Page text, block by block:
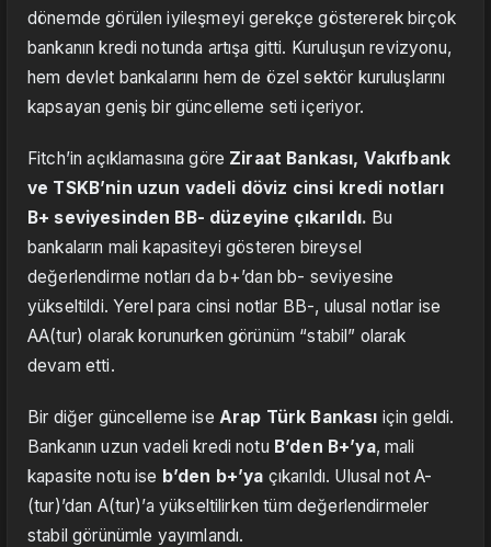
dönemde görülen iyileşmeyi gerekçe göstererek birçok
bankanın kredi notunda artışa gitti. Kuruluşun revizyonu,
hem devlet bankalarını hem de özel sektör kuruluşlarını
kapsayan geniş bir güncelleme seti içeriyor.
Fitch’in açıklamasına göre Ziraat Bankası, Vakıfbank
ve TSKB’nin uzun vadeli döviz cinsi kredi notları
B+ seviyesinden BB- düzeyine çıkarıldı. Bu
bankaların mali kapasiteyi gösteren bireysel
değerlendirme notları da b+’dan bb- seviyesine
yükseltildi. Yerel para cinsi notlar BB-, ulusal notlar ise
AA(tur) olarak korunurken görünüm “stabil” olarak
devam etti.
Bir diğer güncelleme ise Arap Türk Bankası için geldi.
Bankanın uzun vadeli kredi notu B’den B+’ya, mali
kapasite notu ise b’den b+’ya çıkarıldı. Ulusal not A-
(tur)’dan A(tur)’a yükseltilirken tüm değerlendirmeler
stabil görünümle yayımlandı.